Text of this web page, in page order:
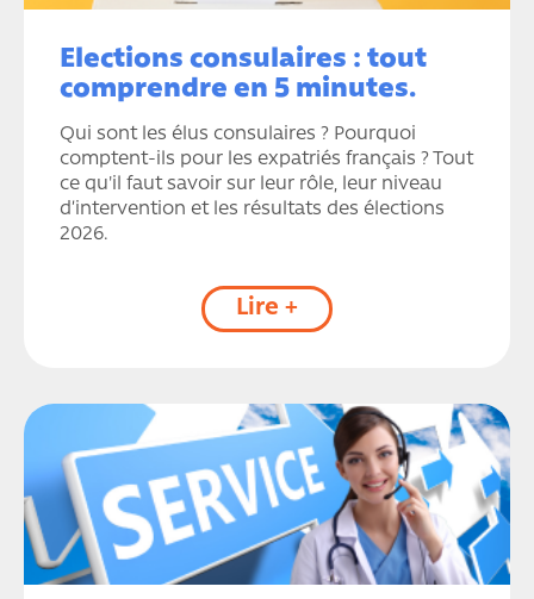
Elections consulaires : tout
comprendre en 5 minutes.
Qui sont les élus consulaires ? Pourquoi
comptent-ils pour les expatriés français ? Tout
ce qu'il faut savoir sur leur rôle, leur niveau
d’intervention et les résultats des élections
2026.
Lire +